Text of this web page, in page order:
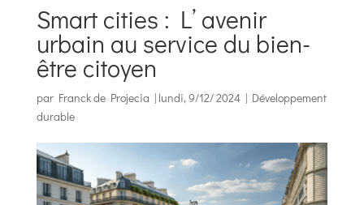
Smart cities : L’ avenir
urbain au service du bien-
être citoyen
par Franck de Projecia | lundi, 9/12/ 2024| Développement
durable